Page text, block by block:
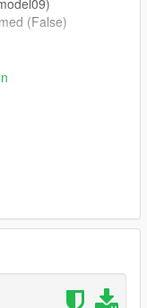
(False)
adjuster-600-mb-
limit-adjuster